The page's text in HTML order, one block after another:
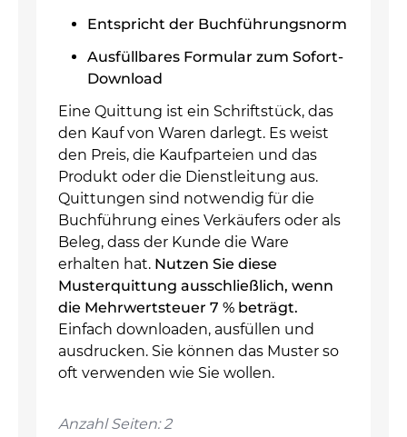
Entspricht der Buchführungsnorm
Ausfüllbares Formular zum Sofort-
Download
Eine Quittung ist ein Schriftstück, das
den Kauf von Waren darlegt. Es weist
den Preis, die Kaufparteien und das
Produkt oder die Dienstleitung aus.
Quittungen sind notwendig für die
Buchführung eines Verkäufers oder als
Beleg, dass der Kunde die Ware
erhalten hat. Nutzen Sie diese
Musterquittung ausschließlich, wenn
die Mehrwertsteuer 7 % beträgt.
Einfach downloaden, ausfüllen und
ausdrucken. Sie können das Muster so
oft verwenden wie Sie wollen.
Anzahl Seiten: 2